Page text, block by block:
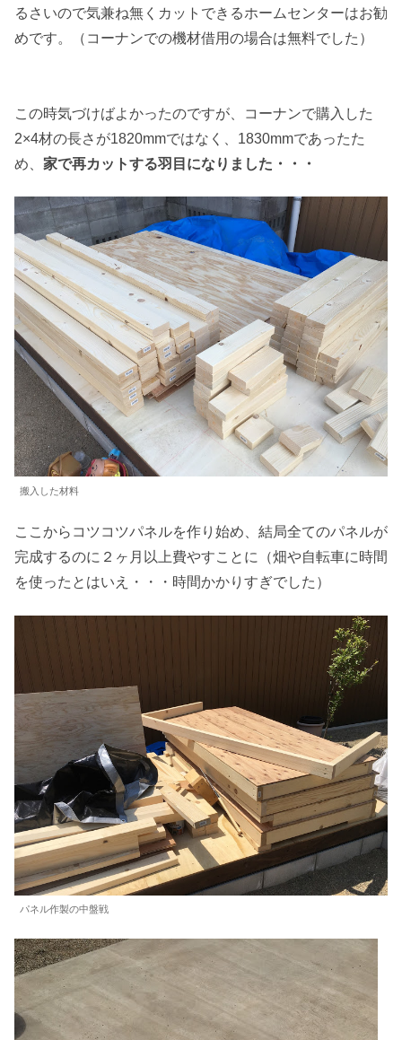
るさいので気兼ね無くカットできるホームセンターはお勧
めです。（コーナンでの機材借用の場合は無料でした）
この時気づけばよかったのですが、コーナンで購入した
2×4材の長さが1820mmではなく、1830mmであったた
め、 家で再カットする羽目になりました・・・
搬入した材料
ここからコツコツパネルを作り始め、結局全てのパネルが
完成するのに２ヶ月以上費やすことに（畑や自転車に時間
を使ったとはいえ・・・時間かかりすぎでした）
パネル作製の中盤戦